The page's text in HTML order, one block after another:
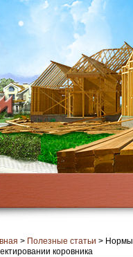
> Полезные статьи > Нормы
коровника